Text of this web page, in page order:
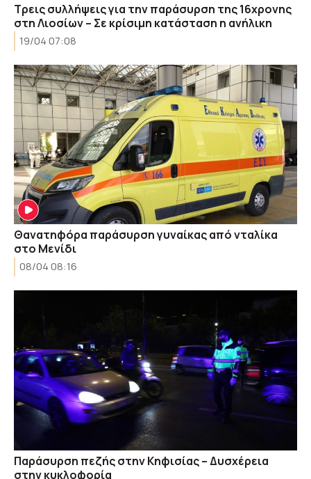
Tρεις συλλήψεις για την παράσυρση της 16χρονης
στη Λιοσίων – Σε κρίσιμη κατάσταση η ανήλικη
19/04 07:08
Θανατηφόρα παράσυρση γυναίκας από νταλίκα
στο Μενίδι
08/04 08:16
Παράσυρση πεζής στην Κηφισίας – Δυσχέρεια
στην κυκλοφορία